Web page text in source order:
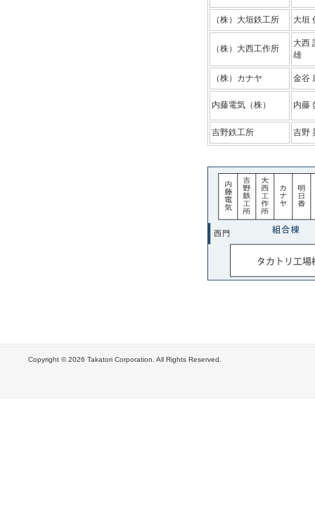
（株）大垣鉄工所 大垣
（株）大西工作所
大西
雄
（株）カナヤ 金谷
内藤電気（株） 内藤
吉野鉄工所 吉野
Copyright ©2026 Takatori Corporation. All Rights Reserved.